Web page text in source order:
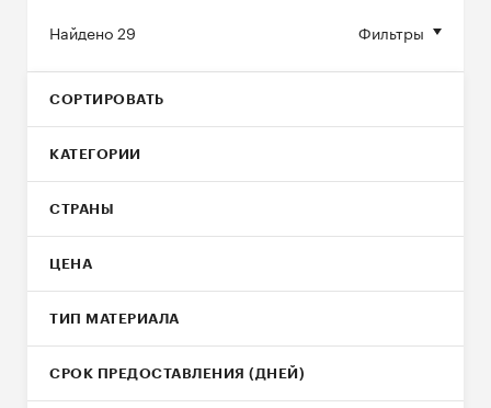
Фильтры
Найдено29
СОРТИРОВАТЬ
КАТЕГОРИИ
СТРАНЫ
ЦЕНА
ТИП МАТЕРИАЛА
СРОК ПРЕДОСТАВЛЕНИЯ (ДНЕЙ)